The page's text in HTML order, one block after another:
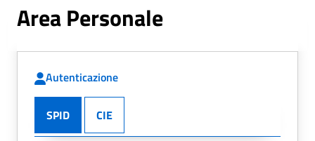
Area Personale
Autenticazione
SPID CIE